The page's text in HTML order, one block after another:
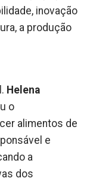
inovação
a produção
Helena
o
alimentos de
e
a
dos